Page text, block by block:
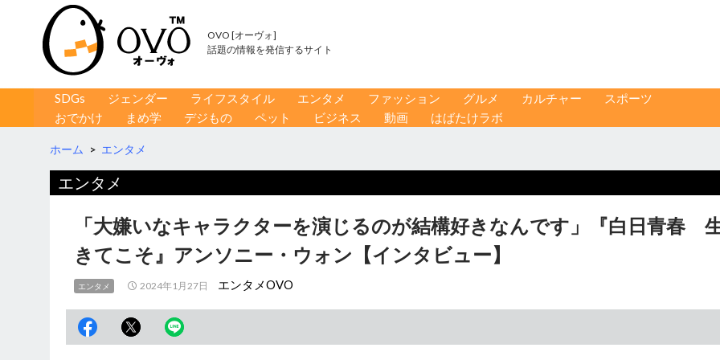
OVO [オーヴォ]
話題の情報を発信するサイト
コンテンツへ移動
SDGs ジェンダー ライフスタイル エンタメ ファッション グルメ カルチャー
スポーツ
おでかけ
まめ学 デジもの ペット ビジネス 動画 はばたけラボ
ホーム > エンタメ
エンタメ
「大嫌いなキャラクターを演じるのが結構好きなんです」『白日青春
きてこそ』アンソニー・ウォン【インタビュー】
エンタメ 2024年1月27日 エンタメOVO